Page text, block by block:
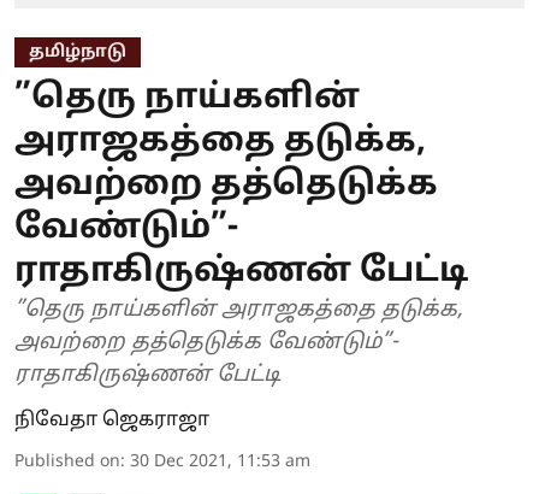
தமிழ்நாடு
”தெரு நாய்களின்
அராஜகத்தை தடுக்க,
அவற்றை தத்தெடுக்க
வேண்டும்”-
ராதாகிருஷ்ணன் பேட்டி
”தெரு நாய்களின் அராஜகத்தை தடுக்க,
அவற்றை தத்தெடுக்க வேண்டும்”-
ராதாகிருஷ்ணன் பேட்டி
நிவேதா ஜெகராஜா
Published on: 30 Dec 2021, 11:53 am